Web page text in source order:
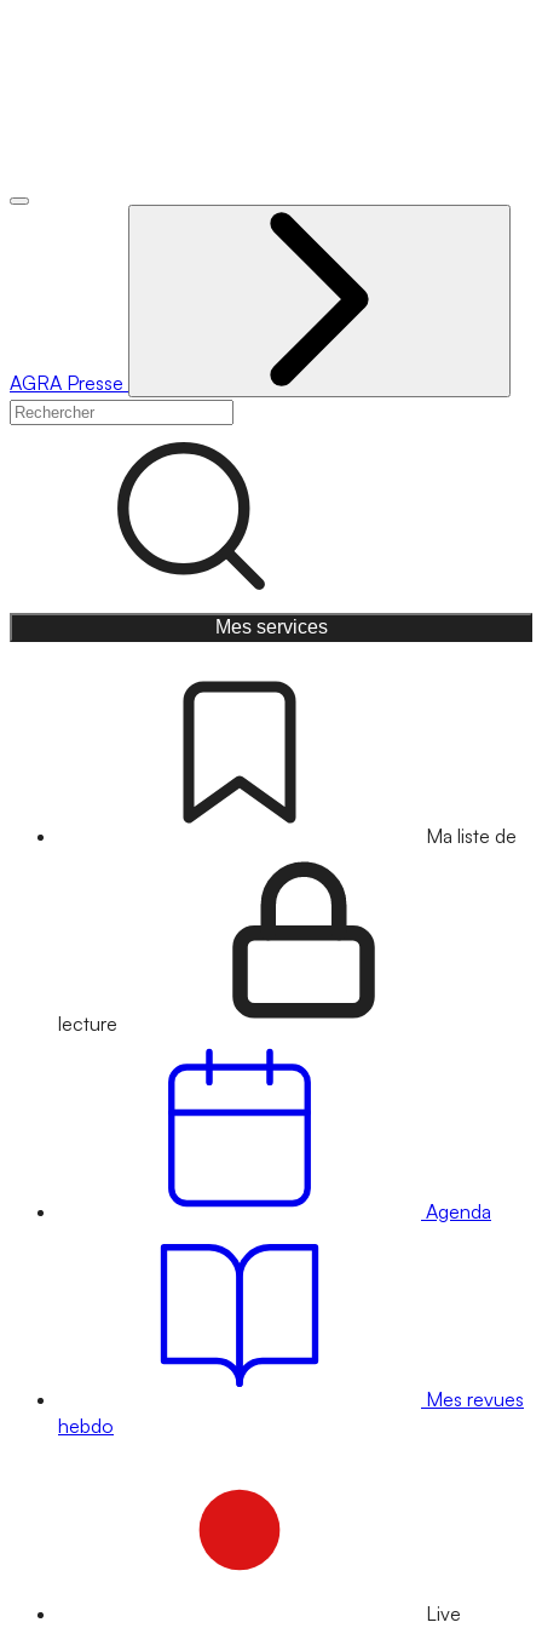
AGRA Presse
Mes services
Ma liste de
lecture
Agenda
Mes revues
hebdo
Live